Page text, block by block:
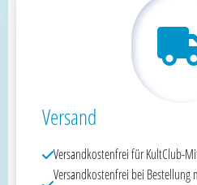
Versand
Versandkostenfrei für KultClub-
Versandkostenfrei bei Bestellung